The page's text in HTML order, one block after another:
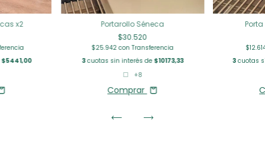
x2
$5441,00
Portarollo Séneca
$30.520
$25.942con Transferencia
3cuotas sin interés de$10173,33
+8
Comprar
3 cuotas